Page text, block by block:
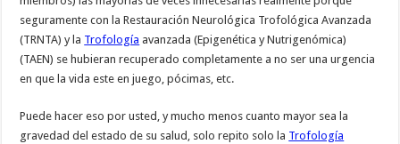
seguramente con la Restauración Neurológica Trofológica Avanzada
(TRNTA) y la Trofología avanzada (Epigenética y Nutrigenómica)
(TAEN) se hubieran recuperado completamente a no ser una urgencia
en que la vida este en juego, pócimas, etc.
Puede hacer eso por usted, y mucho menos cuanto mayor sea la
gravedad del estado de su salud, solo repito solo la Trofología